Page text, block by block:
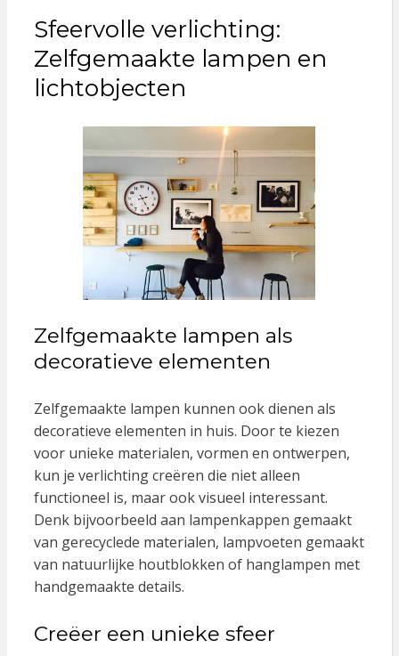
Sfeervolle verlichting:
Zelfgemaakte lampen en
lichtobjecten
Zelfgemaakte lampen als
decoratieve elementen
Zelfgemaakte lampen kunnen ook dienen als
decoratieve elementen in huis. Door te kiezen
voor unieke materialen, vormen en ontwerpen,
kun je verlichting creëren die niet alleen
functioneel is, maar ook visueel interessant.
Denk bijvoorbeeld aan lampenkappen gemaakt
van gerecyclede materialen, lampvoeten gemaakt
van natuurlijke houtblokken of hanglampen met
handgemaakte details.
Creëer een unieke sfeer